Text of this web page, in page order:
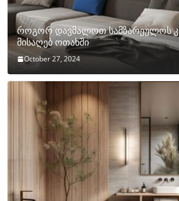
როგორ დავმალოთ სამზარეულოს
მისაღებ ოთახში
October 27, 2024